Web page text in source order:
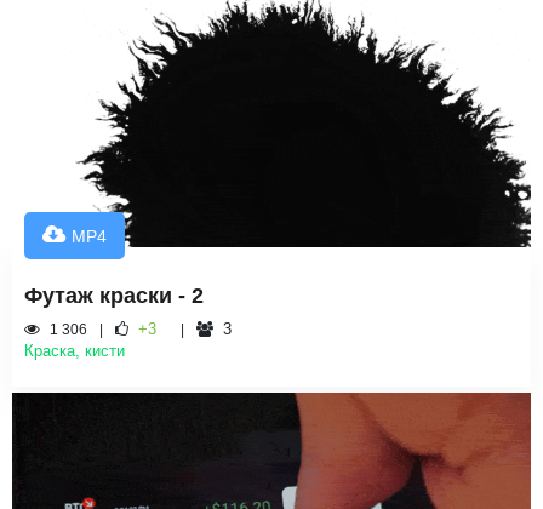
MP4
Футаж краски - 2
1 306 +3
3
Краска, кисти